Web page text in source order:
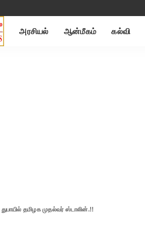
அரசியல் ஆன்மீகம் கல்வி
துபாயில் தமிழக முதல்வர் ஸ்டாலின்.!!